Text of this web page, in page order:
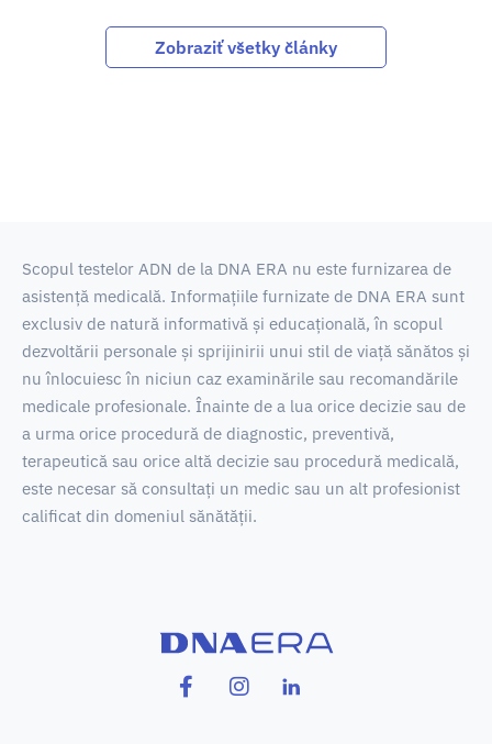
Zobraziť všetky články
Scopul testelor ADN de la DNA ERA nu este furnizarea de
asistență medicală. Informațiile furnizate de DNA ERA sunt
exclusiv de natură informativă și educațională, în scopul
dezvoltării personale și sprijinirii unui stil de viață sănătos și
nu înlocuiesc în niciun caz examinările sau recomandările
medicale profesionale. Înainte de a lua orice decizie sau de
a urma orice procedură de diagnostic, preventivă,
terapeutică sau orice altă decizie sau procedură medicală,
este necesar să consultați un medic sau un alt profesionist
calificat din domeniul sănătății.